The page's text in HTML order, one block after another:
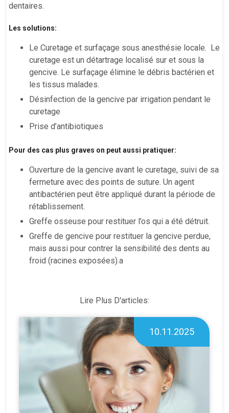
dentaires.
Les solutions:
Le Curetage et surfaçage sous anesthésie locale. Le
curetage est un détartrage localisé sur et sous la
gencive. Le surfaçage élimine le débris bactérien et
les tissus malades.
Désinfection de la gencive par irrigation pendant le
curetage
Prise d’antibiotiques
Pour des cas plus graves on peut aussi pratiquer:
Ouverture de la gencive avant le curetage, suivi de sa
fermeture avec des points de suture. Un agent
antibactérien peut être appliqué durant la période de
rétablissement.
Greffe osseuse pour restituer l’os qui a été détruit.
Greffe de gencive pour restituer la gencive perdue,
mais aussi pour contrer la sensibilité des dents au
froid (racines exposées).a
Lire Plus D'articles:
10.11.2025